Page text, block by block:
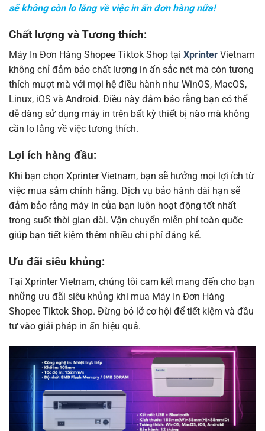
sẽ không còn lo lắng về việc in ấn đơn hàng nữa!
Chất lượng và Tương thích:
Máy In Đơn Hàng Shopee Tiktok Shop tại Xprinter Vietnam
không chỉ đảm bảo chất lượng in ấn sắc nét mà còn tương
thích mượt mà với mọi hệ điều hành như WinOS, MacOS,
Linux, iOS và Android. Điều này đảm bảo rằng bạn có thể
dễ dàng sử dụng máy in trên bất kỳ thiết bị nào mà không
cần lo lắng về việc tương thích.
Lợi ích hàng đầu:
Khi bạn chọn Xprinter Vietnam, bạn sẽ hưởng mọi lợi ích từ
việc mua sắm chính hãng. Dịch vụ bảo hành dài hạn sẽ
đảm bảo rằng máy in của bạn luôn hoạt động tốt nhất
trong suốt thời gian dài. Vận chuyển miễn phí toàn quốc
giúp bạn tiết kiệm thêm nhiều chi phí đáng kể.
Ưu đãi siêu khủng:
Tại Xprinter Vietnam, chúng tôi cam kết mang đến cho bạn
những ưu đãi siêu khủng khi mua Máy In Đơn Hàng
Shopee Tiktok Shop. Đừng bỏ lỡ cơ hội để tiết kiệm và đầu
tư vào giải pháp in ấn hiệu quả.